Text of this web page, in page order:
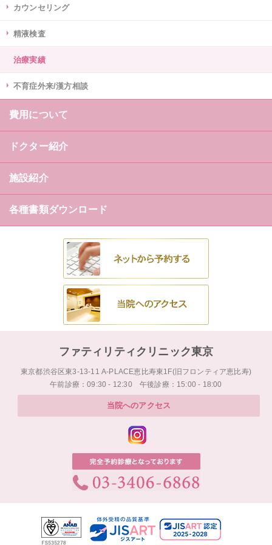
カウンセリング
精液検査
治療実績
不育症外来/漢方相談
費用について
ドクター紹介
施設紹介
各種書類ダウンロード
ファティリティクリニック東京
東京都渋谷区東3-13-11 A-PLACE恵比寿東1F(旧フロンティア恵比寿)
午前診療：09:30 - 12:30 午後診療：15:00 - 18:00
当院へのアクセス